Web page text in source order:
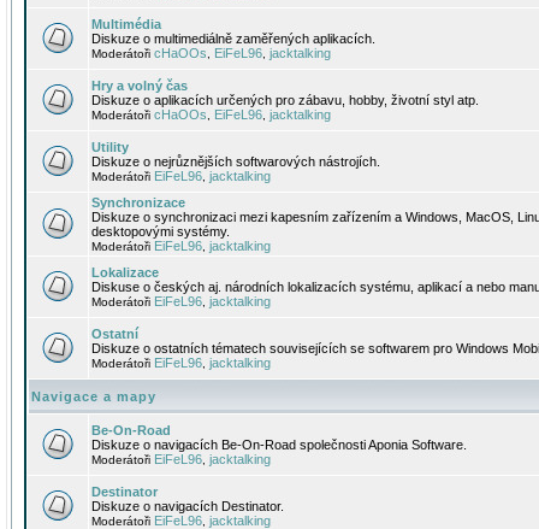
Multimédia
Diskuze o multimediálně zaměřených aplikacích.
Moderátoři cHaOOs EiFeL96 jacktalking
Hry a volný čas
Diskuze o aplikacích určených pro zábavu, hobby, životní styl atp.
Moderátoři cHaOOs EiFeL96 jacktalking
Utility
Diskuze o nejrůznějších softwarových nástrojích.
Moderátoři EiFeL96 jacktalking
Synchronizace
Diskuze o synchronizaci mezi kapesním zařízením a Windows, MacOS,
desktopovými systémy.
Moderátoři EiFeL96 jacktalking
Lokalizace
Diskuse o českých aj. národních lokalizacích systému, aplikací a nebo
Moderátoři EiFeL96 jacktalking
Ostatní
Diskuze o ostatních tématech souvisejících se softwarem pro Windows
Moderátoři EiFeL96 jacktalking
Navigace a mapy
Be-On-Road
Diskuze o navigacích Be-On-Road společnosti Aponia Software.
Moderátoři EiFeL96 jacktalking
Destinator
Diskuze o navigacích Destinator.
Moderátoři EiFeL96 jacktalking